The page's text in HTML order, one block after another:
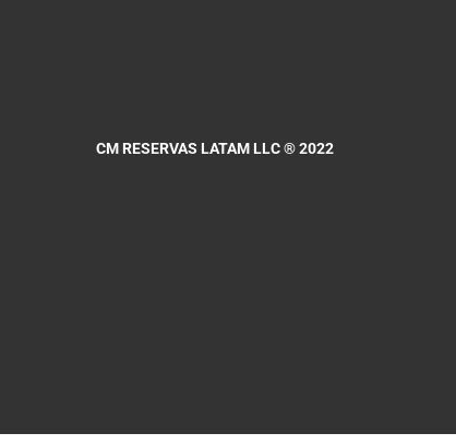
CM RESERVAS LATAM LLC® 2022